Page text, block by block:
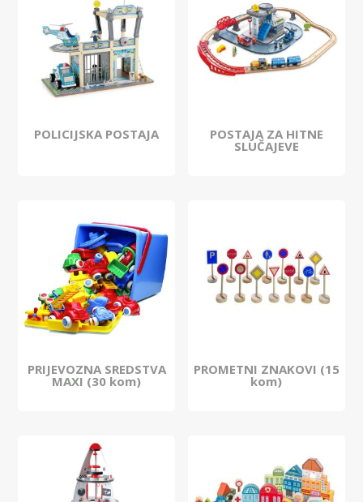
POLICIJSKA POSTAJA POSTAJA ZA HITNE
SLUČAJEVE
PRIJEVOZNA SREDSTVA
MAXI (30 kom)
PROMETNI ZNAKOVI (15
kom)